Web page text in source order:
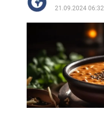
21.09.2024 06:32